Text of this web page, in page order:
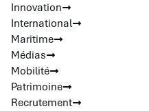
Innovation
International
Maritime
Médias
Mobilité
Patrimoine
Recrutement